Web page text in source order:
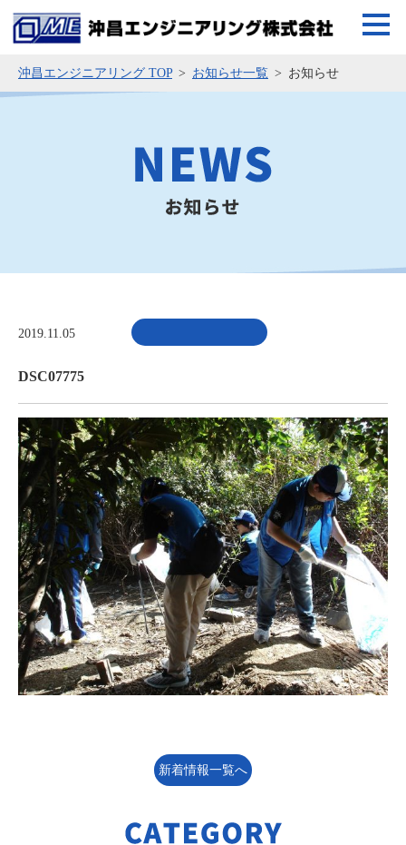
沖昌エンジニアリング TOP お知らせ一覧 お知らせ
2019.11.05
DSC07775
新着情報一覧へ